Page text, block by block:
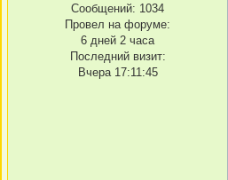
Сообщений: 1034
Провел на форуме:
6 дней 2 часа
Последний визит:
Вчера 17:11:45